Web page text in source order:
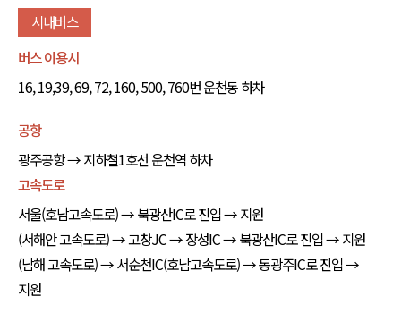
시내버스
버스 이용시
16, 19,39, 69, 72, 160, 500, 760번 운천동 하차
공항
광주공항 → 지하철1호선 운천역 하차
고속도로
서울(호남고속도로) → 북광산IC로 진입 → 지원
(서해안 고속도로) → 고창JC → 장성IC → 북광산IC로 진입 → 지원
(남해 고속도로) → 서순천IC(호남고속도로) → 동광주IC로 진입 →
지원